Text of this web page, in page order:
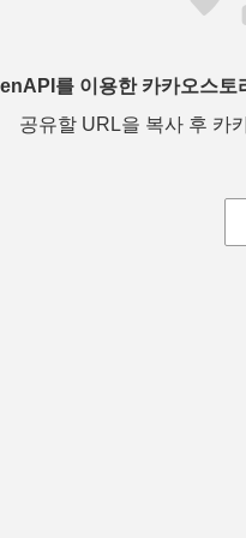
를 이용한 카카오스토
공유할 URL을 복사 후 카